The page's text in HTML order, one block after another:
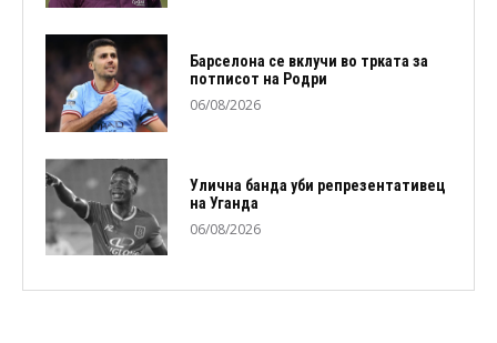
Барселона се вклучи во трката за
потписот на Родри
06/08/2026
Улична банда уби репрезентативец
на Уганда
06/08/2026